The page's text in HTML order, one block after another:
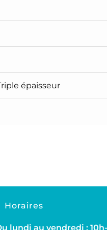
épaisseur
Horaires
lundi au vendredi : 10h-